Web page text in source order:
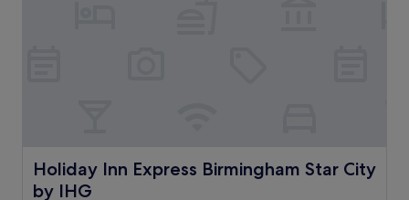
Holiday Inn Express Birmingham Star City
by IHG
Holiday Inn Express Birmingham Star City by IHG